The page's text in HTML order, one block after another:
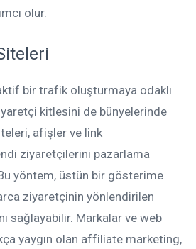
olur.
bir trafik oluşturmaya odaklı
kitlesini de bünyelerinde
afişler ve link
ziyaretçilerini pazarlama
yöntem, üstün bir gösterime
ziyaretçinin yönlendirilen
sağlayabilir. Markalar ve web
yaygın olan affiliate marketing,